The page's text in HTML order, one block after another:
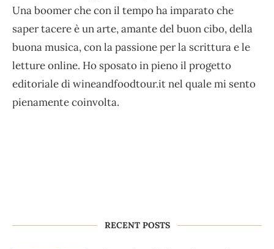
Una boomer che con il tempo ha imparato che
saper tacere è un arte, amante del buon cibo, della
buona musica, con la passione per la scrittura e le
letture online. Ho sposato in pieno il progetto
editoriale di wineandfoodtour.it nel quale mi sento
pienamente coinvolta.
RECENT POSTS